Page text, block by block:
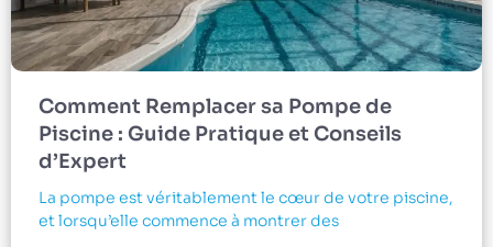
Comment Remplacer sa Pompe de
Piscine : Guide Pratique et Conseils
d’Expert
La pompe est véritablement le cœur de votre piscine,
et lorsqu’elle commence à montrer des